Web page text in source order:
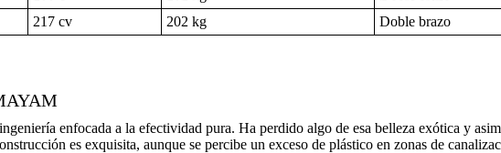
217 cv 202 kg Doble brazo
enfocada a la efectividad pura. Ha perdido algo de esa belleza exótica y
es exquisita, aunque se percibe un exceso de plástico en zonas de